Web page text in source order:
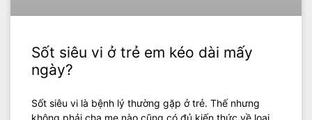
Sốt siêu vi ở trẻ em kéo dài mấy
ngày?
Sốt siêu vi là bệnh lý thường gặp ở trẻ. Thế nhưng